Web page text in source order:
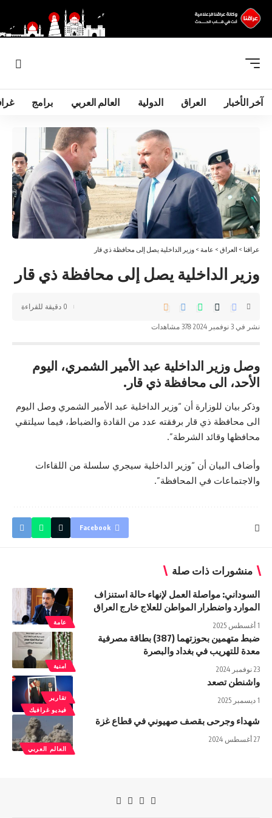
آخر الأخبار العراق الدولية العالم العربي برامج
عراقنا > العراق > عامة > وزير الداخلية يصل إلى محافظة ذي قار
وزير الداخلية يصل إلى محافظة ذي قار
نشر في 3 نوفمبر 2024 378 مشاهدات
0 دقيقة للقراءة
وصل وزير الداخلية عبد الأمير الشمري، اليوم
الأحد، الى محافظة ذي قار.
وذكر بيان للوزارة أن “وزير الداخلية عبد الأمير الشمري وصل اليوم
الى محافظة ذي قار برفقته عدد من القادة والضباط، فيما سيلتقي
محافظها وقائد الشرطة”.
وأضاف البيان أن “وزير الداخلية سيجري سلسلة من اللقاءات
والاجتماعات في المحافظة”.
Facebook
منشورات ذات صلة
عامة
السوداني: مواصلة العمل لإنهاء حالة استنزاف
الموارد واضطرار المواطن للعلاج خارج العراق
1 أغسطس 2025
امنية
ضبط متهمين بحوزتهما (387) بطاقة مصرفية
معدة للتهريب في بغداد والبصرة
23 نوفمبر 2024
تقارير
فيديو غرافيك
واشنطن تصعد
1 ديسمبر 2025
العالم العربي
شهداء وجرحى بقصف صهيوني في قطاع غزة
27 أغسطس 2024